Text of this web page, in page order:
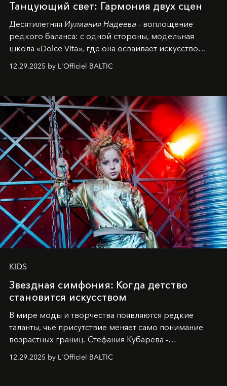
Танцующий свет: Гармония двух сцен
Десятилетняя Иулиания Надеева - воплощение
редкого баланса: с одной стороны, модельная
школа «Dolce Vita», где она осваивает искусство
балетная студия при хореографическом училище,
танцевального пути за плечами.
12.29.2025 by L'Officiel BALTIC
KIDS
Звездная симфония: Когда детство
становится искусством
В мире моды и творчества появляются редкие
таланты, чье присутствие меняет само понимание
возрастных границ. Стефания Кубарева -
харизмы, чье имя уже украшает обложки
12.29.2025 by L'Officiel BALTIC